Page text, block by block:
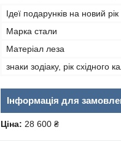
Ідеї подарунків на новий
Марка стали
Матеріал леза
знаки зодіаку, рік східного
Інформація для
Ціна: 28 600 ₴